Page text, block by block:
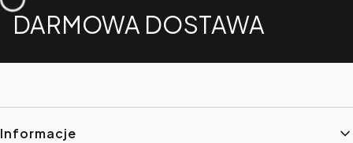
DARMOWA DOSTAWA
Linki w stopce
Informacje